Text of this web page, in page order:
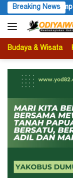
Langsung
ke
konten
Breaking News
Rettob Jelang
Budaya & Wisata